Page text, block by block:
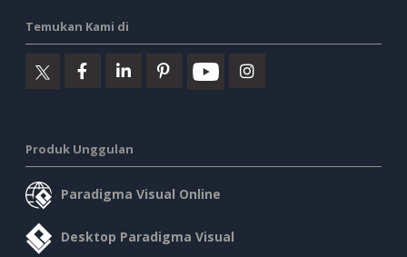
Temukan Kami di
Produk Unggulan
Paradigma Visual Online
Desktop Paradigma Visual